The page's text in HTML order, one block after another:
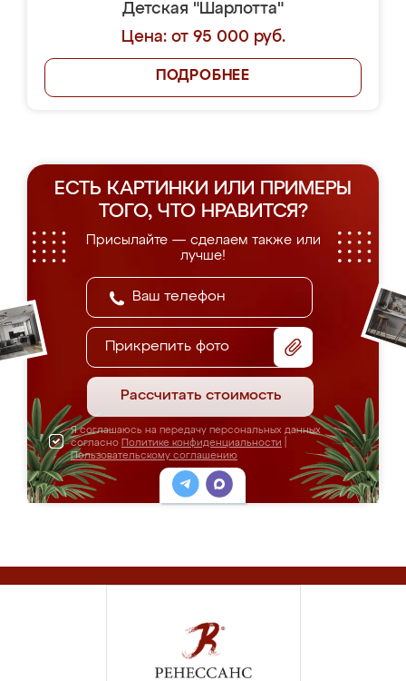
Детская "Шарлотта"
Цена: от 95 000 руб.
ПОДРОБНЕЕ
ЕСТЬ КАРТИНКИ ИЛИ ПРИМЕРЫ
ТОГО, ЧТО НРАВИТСЯ?
Присылайте — сделаем также или
лучше!
Прикрепить фото
Рассчитать стоимость
Я соглашаюсь на передачу персональных данных
согласно Политике конфиденциальности
Пользовательскому соглашению